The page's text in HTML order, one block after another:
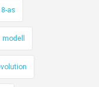
8-as
modell